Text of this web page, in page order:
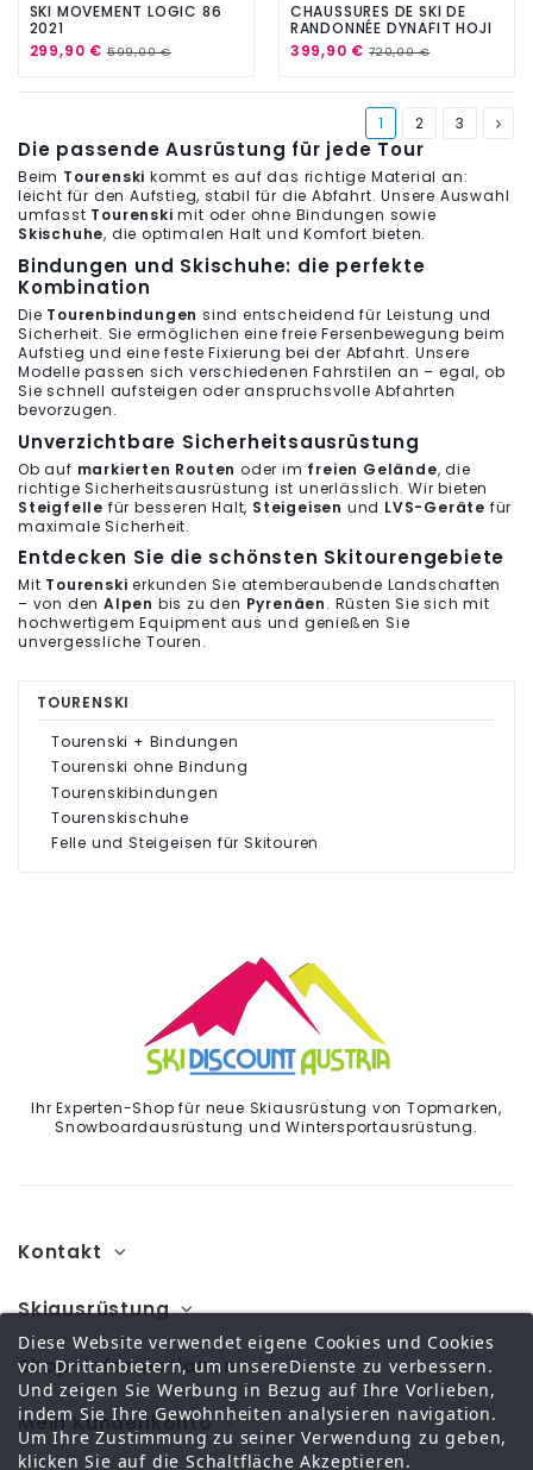
SKI MOVEMENT LOGIC 86
2021
299,90 €599,00 €
CHAUSSURES DE SKI DE
RANDONNÉE DYNAFIT HOJI
FREE 110 WHITE LIME PUNCH
2023
399,90 €720,00 €
1 2 3
Die passende Ausrüstung für jede Tour
Beim Tourenski kommt es auf das richtige Material an:
leicht für den Aufstieg, stabil für die Abfahrt. Unsere Auswahl
umfasst Tourenski mit oder ohne Bindungen sowie
Skischuhe, die optimalen Halt und Komfort bieten.
Bindungen und Skischuhe: die perfekte
Kombination
Die Tourenbindungen sind entscheidend für Leistung und
Sicherheit. Sie ermöglichen eine freie Fersenbewegung beim
Aufstieg und eine feste Fixierung bei der Abfahrt. Unsere
Modelle passen sich verschiedenen Fahrstilen an – egal, ob
Sie schnell aufsteigen oder anspruchsvolle Abfahrten
bevorzugen.
Unverzichtbare Sicherheitsausrüstung
Ob auf markierten Routen oder im freien Gelände, die
richtige Sicherheitsausrüstung ist unerlässlich. Wir bieten
Steigfelle für besseren Halt, Steigeisen und LVS-Geräte für
maximale Sicherheit.
Entdecken Sie die schönsten Skitourengebiete
Mit Tourenski erkunden Sie atemberaubende Landschaften
– von den Alpen bis zu den Pyrenäen. Rüsten Sie sich mit
hochwertigem Equipment aus und genießen Sie
unvergessliche Touren.
TOURENSKI
Tourenski + Bindungen
Tourenski ohne Bindung
Tourenskibindungen
Tourenskischuhe
Felle und Steigeisen für Skitouren
Ihr Experten-Shop für neue Skiausrüstung von Topmarken,
Snowboardausrüstung und Wintersportausrüstung.
Kontakt
Skiausrüstung
Shop-Informationen
Mein Kundenkonto
Diese Website verwendet eigene Cookies und Cookies
von Drittanbietern, um unsereDienste zu verbessern.
Und zeigen Sie Werbung in Bezug auf Ihre Vorlieben,
indem Sie Ihre Gewohnheiten analysieren navigation.
Um Ihre Zustimmung zu seiner Verwendung zu geben,
klicken Sie auf die Schaltfläche Akzeptieren.